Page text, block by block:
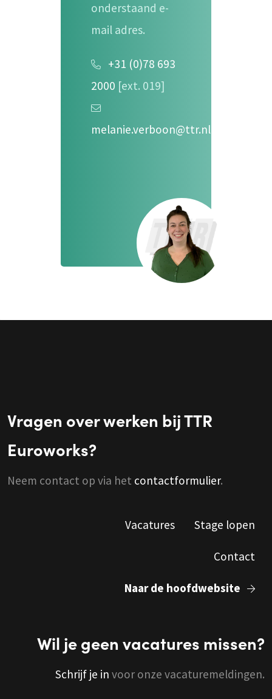
onderstaand e-
mail adres.
+31 (0)78 693
2000 [ext. 019]
melanie.verboon@ttr.nl
Vragen over werken bij TTR
Euroworks?
Neem contact op via het contactformulier.
Vacatures Stage lopen
Contact
Naar de hoofdwebsite
Wil je geen vacatures missen?
Schrijf je in voor onze vacaturemeldingen.